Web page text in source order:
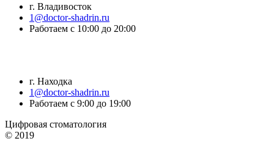
г. Владивосток
1@doctor-shadrin.ru
Работаем с 10:00 до 20:00
г. Находка
1@doctor-shadrin.ru
Работаем с 9:00 до 19:00
Цифровая стоматология
© 2019